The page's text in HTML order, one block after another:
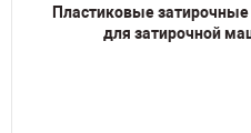
Пластиковые
для затирочной